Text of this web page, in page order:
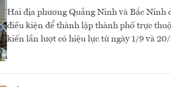
Hai địa phương Quảng Ninh và Bắc Ninh
điều kiện để thành lập thành phố trực
kiến lần lượt có hiệu lực từ ngày 1/9 và